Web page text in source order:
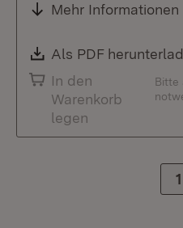
Mehr Informationen
Download:
Als PDF
In den
Warenkorb
legen
Bitte
1